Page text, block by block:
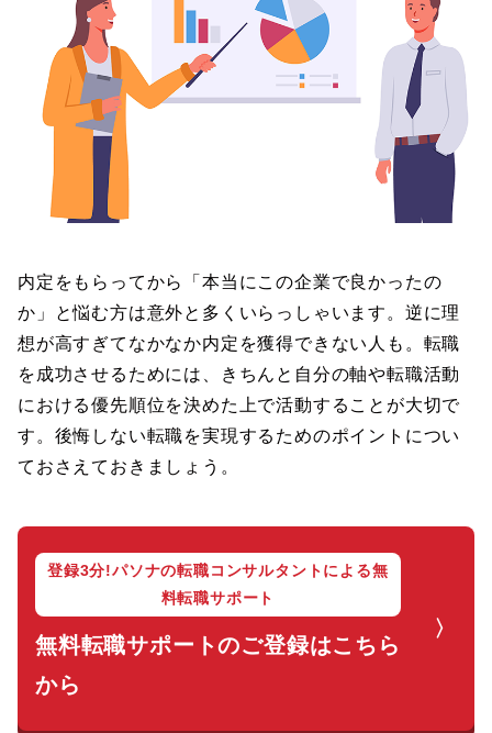
内定をもらってから「本当にこの企業で良かったの
か」と悩む方は意外と多くいらっしゃいます。逆に理
想が高すぎてなかなか内定を獲得できない人も。転職
を成功させるためには、きちんと自分の軸や転職活動
における優先順位を決めた上で活動することが大切で
す。後悔しない転職を実現するためのポイントについ
ておさえておきましょう。
登録3分!パソナの転職コンサルタントによる無
料転職サポート
無料転職サポートのご登録はこちら
から